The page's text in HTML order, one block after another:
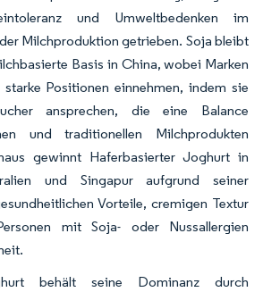
und Umweltbedenken im
Milchproduktion getrieben. Soja bleibt
Basis in China, wobei Marken
Positionen einnehmen, indem sie
ansprechen, die eine Balance
und traditionellen Milchprodukten
gewinnt Haferbasierter Joghurt in
und Singapur aufgrund seiner
Vorteile, cremigen Textur
mit Soja- oder Nussallergien
behält seine Dominanz durch